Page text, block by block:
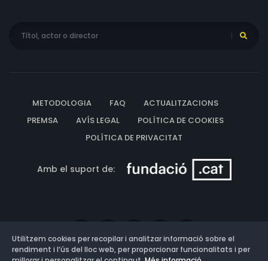
METODOLOGIA FAQ
ACTUALITZACIONS
PREMSA
AVÍS LEGAL
POLÍTICA DE COOKIES
POLÍTICA DE PRIVACITAT
Amb el suport de:
Utilitzem cookies per recopilar i analitzar informació sobre el
rendiment i l’ús del lloc web, per proporcionar funcionalitats i per